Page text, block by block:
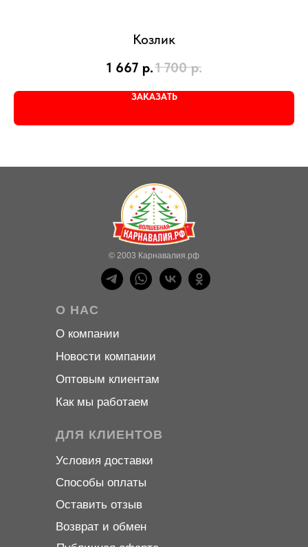
Козлик
1 667 р.1 700 р.
ЗАКАЗАТЬ
О НАС
ДЛЯ КЛИЕНТОВ
© 2003 Карнавалия.рф
Условия доставки
Возврат и обмен
Способы оплаты
Оставить отзыв
О компании
Оптовым клиентам
Новости компании
Как мы работаем